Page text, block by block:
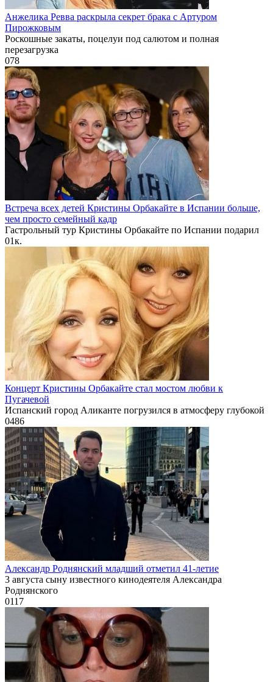
Анжелика Ревва раскрыла секрет брака с Артуром
Пирожковым
Роскошные закаты, поцелуи под салютом и полная
перезагрузка
078
Встреча всех детей Кристины Орбакайте в Испании больше,
чем просто семейный кадр
Гастрольный тур Кристины Орбакайте по Испании подарил
01к.
Концерт Кристины Орбакайте стал мостом любви к
Пугачевой
Испанский город Аликанте погрузился в атмосферу глубокой
0486
Александр Роднянский младший отметил 41-летие
3 августа сыну известного кинодеятеля Александра
Роднянского
0117